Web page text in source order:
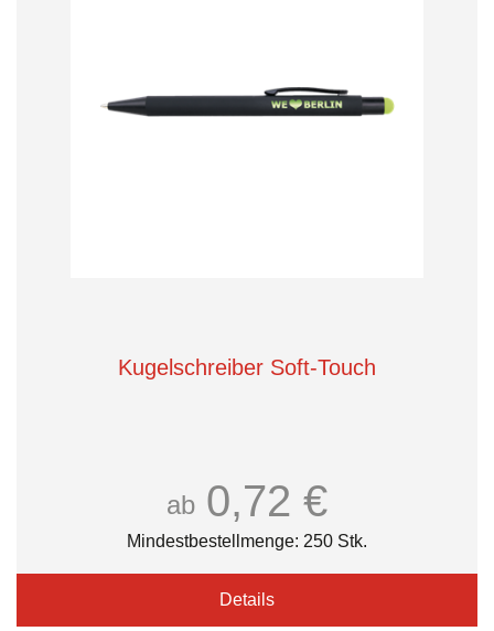
Kugelschreiber Soft-Touch
ab 0,72 €
Mindestbestellmenge: 250 Stk.
Details